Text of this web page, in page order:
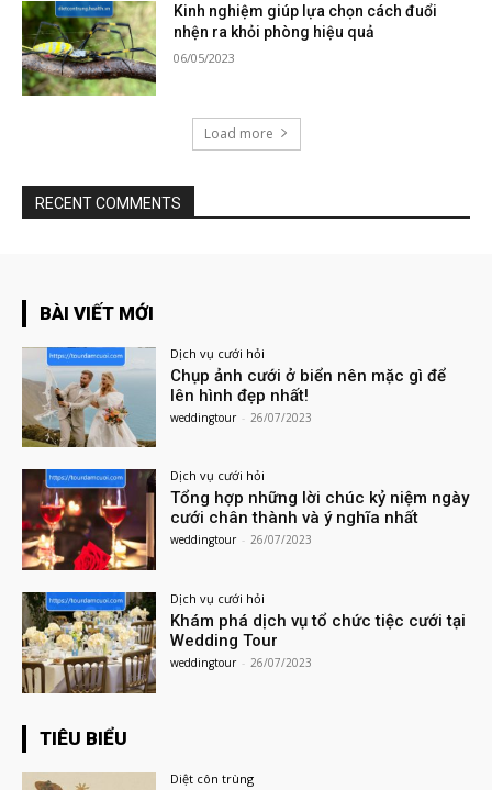
Kinh nghiệm giúp lựa chọn cách đuổi
nhện ra khỏi phòng hiệu quả
06/05/2023
Load more
RECENT COMMENTS
BÀI VIẾT MỚI
Dịch vụ cưới hỏi
Chụp ảnh cưới ở biển nên mặc gì để
lên hình đẹp nhất!
weddingtour - 26/07/2023
Dịch vụ cưới hỏi
Tổng hợp những lời chúc kỷ niệm ngày
cưới chân thành và ý nghĩa nhất
weddingtour - 26/07/2023
Dịch vụ cưới hỏi
Khám phá dịch vụ tổ chức tiệc cưới tại
Wedding Tour
weddingtour - 26/07/2023
TIÊU BIỂU
Diệt côn trùng